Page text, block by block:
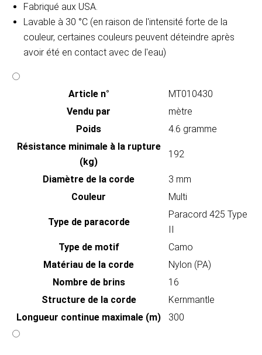
Fabriqué aux USA.
Lavable à 30 °C (en raison de l'intensité forte de la
couleur, certaines couleurs peuvent déteindre après
avoir été en contact avec de l'eau)
Article n°
MT010430
Vendu par
mètre
Poids
4.6 gramme
Résistance minimale à la rupture
(kg)
192
Diamètre de la corde
3 mm
Couleur
Multi
Type de paracorde
Paracord 425 Type
II
Type de motif
Camo
Matériau de la corde
Nylon (PA)
Nombre de brins
16
Structure de la corde
Kernmantle
Longueur continue maximale (m)
300